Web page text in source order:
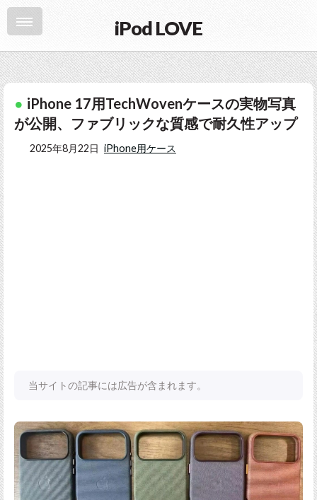
iPod LOVE
iPhone 17用TechWovenケースの実物写真
が公開、ファブリックな質感で耐久性アップ
2025年8月22日 iPhone用ケース
当サイトの記事には広告が含まれます。